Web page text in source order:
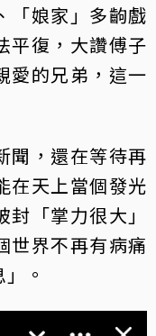
「娘家」多齣戲
平復，大讚傅子
愛的兄弟，這一
聞，還在等待再
在天上當個發光
「掌力很大」
世界不再有病痛
。